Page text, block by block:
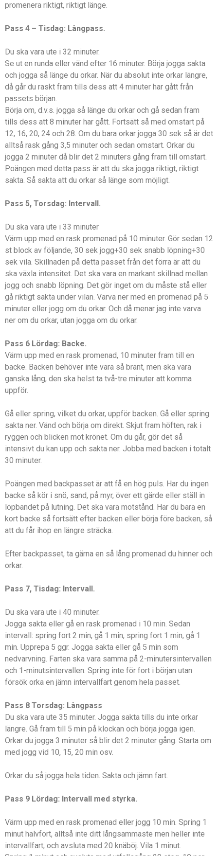
promenera riktigt, riktigt länge.
Pass 4 – Tisdag: Långpass.
Du ska vara ute i 32 minuter.
Se ut en runda eller vänd efter 16 minuter. Börja jogga sakta
och jogga så länge du orkar. När du absolut inte orkar längre,
då går du raskt fram tills dess att 4 minuter har gått från
passets början.
Börja om, d.v.s. jogga så länge du orkar och gå sedan fram
tills dess att 8 minuter har gått. Fortsätt så med omstart på
12, 16, 20, 24 och 28. Om du bara orkar jogga 30 sek så är det
alltså rask gång 3,5 minuter och sedan omstart. Orkar du
jogga 2 minuter då blir det 2 minuters gång fram till omstart.
Poängen med detta pass är att du ska jogga riktigt, riktigt
sakta. Så sakta att du orkar så länge som möjligt.
Pass 5, Torsdag: Intervall.
Du ska vara ute i 33 minuter
Värm upp med en rask promenad på 10 minuter. Gör sedan 12
st block av följande, 30 sek jogg+30 sek snabb löpning+30
sek vila. Skillnaden på detta passet från det förra är att du
ska växla intensitet. Det ska vara en markant skillnad mellan
jogg och snabb löpning. Det gör inget om du måste stå eller
gå riktigt sakta under vilan. Varva ner med en promenad på 5
minuter eller jogg om du orkar. Och då menar jag inte varva
ner om du orkar, utan jogga om du orkar.
Pass 6 Lördag: Backe.
Värm upp med en rask promenad, 10 minuter fram till en
backe. Backen behöver inte vara så brant, men ska vara
ganska lång, den ska helst ta två-tre minuter att komma
uppför.
Gå eller spring, vilket du orkar, uppför backen. Gå eller spring
sakta ner. Vänd och börja om direkt. Skjut fram höften, rak i
ryggen och blicken mot krönet. Om du går, gör det så
intensivt du kan upp och sakta ner. Jobba med backen i totalt
30 minuter.
Poängen med backpasset är att få en hög puls. Har du ingen
backe så kör i snö, sand, på myr, över ett gärde eller ställ in
löpbandet på lutning. Det ska vara motstånd. Har du bara en
kort backe så fortsätt efter backen eller börja före backen, så
att du får ihop en längre sträcka.
Efter backpasset, ta gärna en så lång promenad du hinner och
orkar.
Pass 7, Tisdag: Intervall.
Du ska vara ute i 40 minuter.
Jogga sakta eller gå en rask promenad i 10 min. Sedan
intervall: spring fort 2 min, gå 1 min, spring fort 1 min, gå 1
min. Upprepa 5 ggr. Jogga sakta eller gå 5 min som
nedvarvning. Farten ska vara samma på 2-minutersintervallen
och 1-minutsintervallen. Spring inte för fort i början utan
försök orka en jämn intervallfart genom hela passet.
Pass 8 Torsdag: Långpass
Du ska vara ute 35 minuter. Jogga sakta tills du inte orkar
längre. Gå fram till 5 min på klockan och börja jogga igen.
Orkar du jogga 3 minuter så blir det 2 minuter gång. Starta om
med jogg vid 10, 15, 20 min osv.
Orkar du så jogga hela tiden. Sakta och jämn fart.
Pass 9 Lördag: Intervall med styrka.
Värm upp med en rask promenad eller jogg 10 min. Spring 1
minut halvfort, alltså inte ditt långsammaste men heller inte
intervallfart, och avsluta med 20 knäböj. Vila 1 minut.